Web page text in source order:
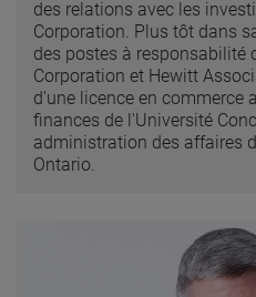
des relations avec les
Corporation. Plus tôt dans
des postes à responsabilité
Corporation et Hewitt
d'une licence en commerce
finances de l'Université
administration des affaires
Ontario.